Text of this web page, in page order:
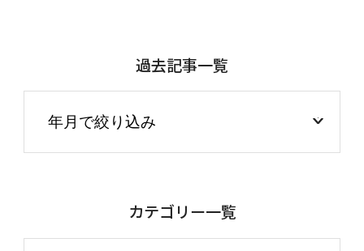
過去記事一覧
カテゴリー一覧